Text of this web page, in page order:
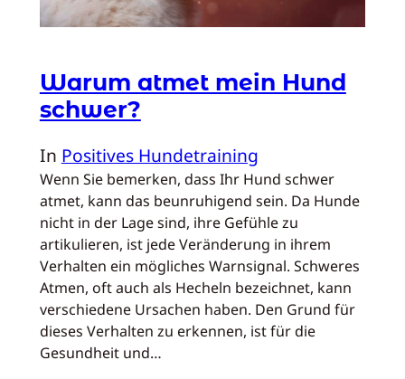
Warum atmet mein Hund
schwer?
In Positives Hundetraining
Wenn Sie bemerken, dass Ihr Hund schwer
atmet, kann das beunruhigend sein. Da Hunde
nicht in der Lage sind, ihre Gefühle zu
artikulieren, ist jede Veränderung in ihrem
Verhalten ein mögliches Warnsignal. Schweres
Atmen, oft auch als Hecheln bezeichnet, kann
verschiedene Ursachen haben. Den Grund für
dieses Verhalten zu erkennen, ist für die
Gesundheit und…